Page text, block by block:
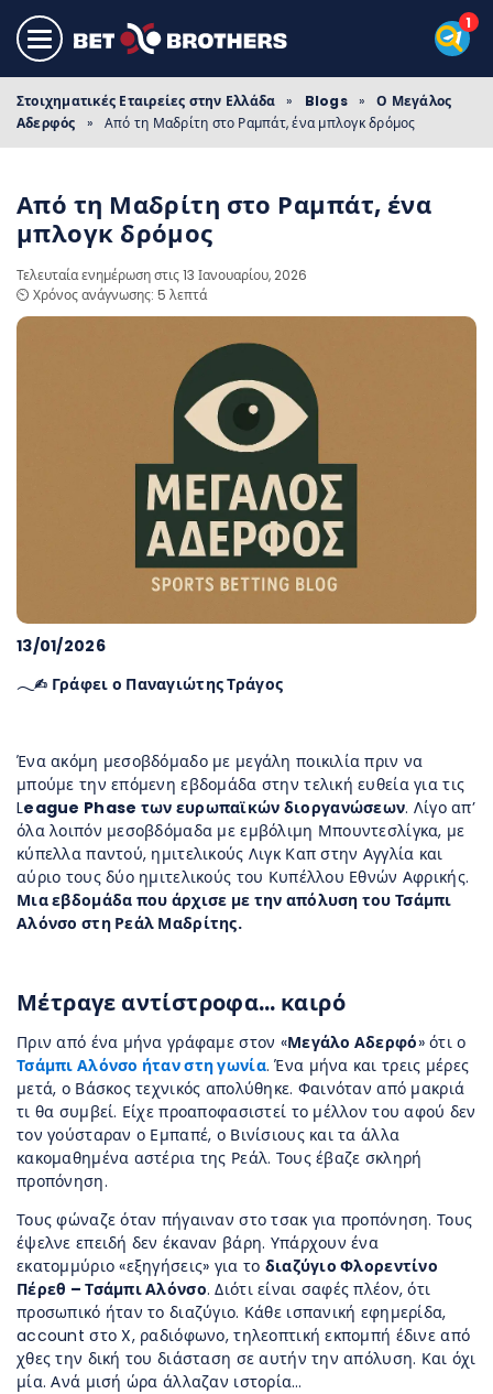
Στοιχηματικές Εταιρείες στην Ελλάδα » Blogs »
Ο Μεγάλος
Αδερφός
» Από τη Μαδρίτη στο Ραμπάτ, ένα μπλογκ δρόμος
Από τη Μαδρίτη στο Ραμπάτ, ένα
μπλογκ δρόμος
Τελευταία ενημέρωση στις 13 Ιανουαρίου, 2026
⏲️ Χρόνος ανάγνωσης: 5 λεπτά
13/01/2026
𓂃✍︎ Γράφει ο Παναγιώτης Τράγος
Ένα ακόμη μεσοβδόμαδο με μεγάλη ποικιλία πριν να
μπούμε την επόμενη εβδομάδα στην τελική ευθεία για τις
League Phase των ευρωπαϊκών διοργανώσεων. Λίγο απ’
όλα λοιπόν μεσοβδόμαδα με εμβόλιμη Μπουντεσλίγκα, με
κύπελλα παντού, ημιτελικούς Λιγκ Καπ στην Αγγλία και
αύριο τους δύο ημιτελικούς του Κυπέλλου Εθνών Αφρικής.
Μια εβδομάδα που άρχισε με την απόλυση του Τσάμπι
Αλόνσο στη Ρεάλ Μαδρίτης.
Μέτραγε αντίστροφα… καιρό
Πριν από ένα μήνα γράφαμε στον «Μεγάλο Αδερφό» ότι ο
Τσάμπι Αλόνσο ήταν στη γωνία. Ένα μήνα και τρεις μέρες
μετά, ο Βάσκος τεχνικός απολύθηκε. Φαινόταν από μακριά
τι θα συμβεί. Είχε προαποφασιστεί το μέλλον του αφού δεν
τον γούσταραν ο Εμπαπέ, ο Βινίσιους και τα άλλα
κακομαθημένα αστέρια της Ρεάλ. Τους έβαζε σκληρή
προπόνηση.
Τους φώναζε όταν πήγαιναν στο τσακ για προπόνηση. Τους
έψελνε επειδή δεν έκαναν βάρη. Υπάρχουν ένα
εκατομμύριο «εξηγήσεις» για το διαζύγιο Φλορεντίνο
Πέρεθ – Τσάμπι Αλόνσο. Διότι είναι σαφές πλέον, ότι
προσωπικό ήταν το διαζύγιο. Κάθε ισπανική εφημερίδα,
account στο X, ραδιόφωνο, τηλεοπτική εκπομπή έδινε από
χθες την δική του διάσταση σε αυτήν την απόλυση. Και όχι
μία. Ανά μισή ώρα άλλαζαν ιστορία…